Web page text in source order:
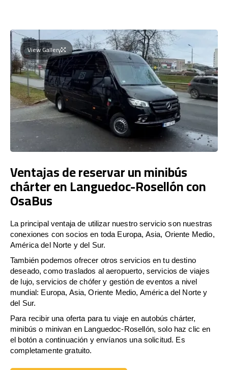
View Gallery
Ventajas de reservar un minibús
chárter en Languedoc-Rosellón con
OsaBus
La principal ventaja de utilizar nuestro servicio son nuestras
conexiones con socios en toda Europa, Asia, Oriente Medio,
América del Norte y del Sur.
También podemos ofrecer otros servicios en tu destino
deseado, como traslados al aeropuerto, servicios de viajes
de lujo, servicios de chófer y gestión de eventos a nivel
mundial: Europa, Asia, Oriente Medio, América del Norte y
del Sur.
Para recibir una oferta para tu viaje en autobús chárter,
minibús o minivan en Languedoc-Rosellón, solo haz clic en
el botón a continuación y envíanos una solicitud. Es
completamente gratuito.